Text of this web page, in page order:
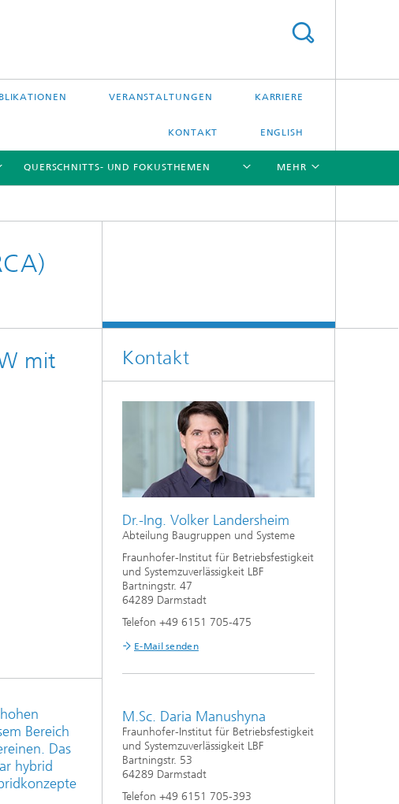
VERANSTALTUNGEN KARRIERE
KONTAKT ENGLISH
QUERSCHNITTS- UND FOKUSTHEMEN MEHR
mit
Bereich
Das
hybrid
Kontakt
Dr.-Ing. Volker Landersheim
Abteilung Baugruppen und Systeme
Fraunhofer-Institut für Betriebsfestigkeit
und Systemzuverlässigkeit LBF
Bartningstr. 47
64289 Darmstadt
Telefon +49 6151 705-475
E-Mail senden
M.Sc. Daria Manushyna
Fraunhofer-Institut für Betriebsfestigkeit
und Systemzuverlässigkeit LBF
Bartningstr. 53
64289 Darmstadt
Telefon +49 6151 705-393